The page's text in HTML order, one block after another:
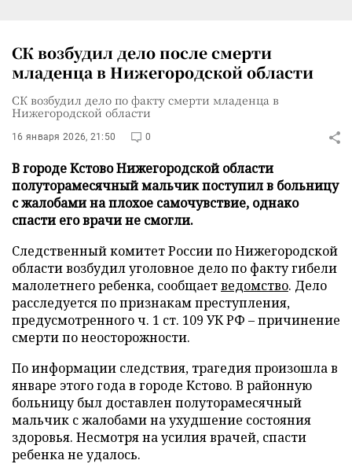
СК возбудил дело после смерти
младенца в Нижегородской области
СК возбудил дело по факту смерти младенца в
Нижегородской области
16 января 2026, 21:50 0
В городе Кстово Нижегородской области
полуторамесячный мальчик поступил в больницу
с жалобами на плохое самочувствие, однако
спасти его врачи не смогли.
Следственный комитет России по Нижегородской
области возбудил уголовное дело по факту гибели
малолетнего ребенка, сообщаетведомство. Дело
расследуется по признакам преступления,
предусмотренного ч. 1 ст. 109 УК РФ – причинение
смерти по неосторожности.
По информации следствия, трагедия произошла в
январе этого года в городе Кстово. В районную
больницу был доставлен полуторамесячный
мальчик с жалобами на ухудшение состояния
здоровья. Несмотря на усилия врачей, спасти
ребенка не удалось.